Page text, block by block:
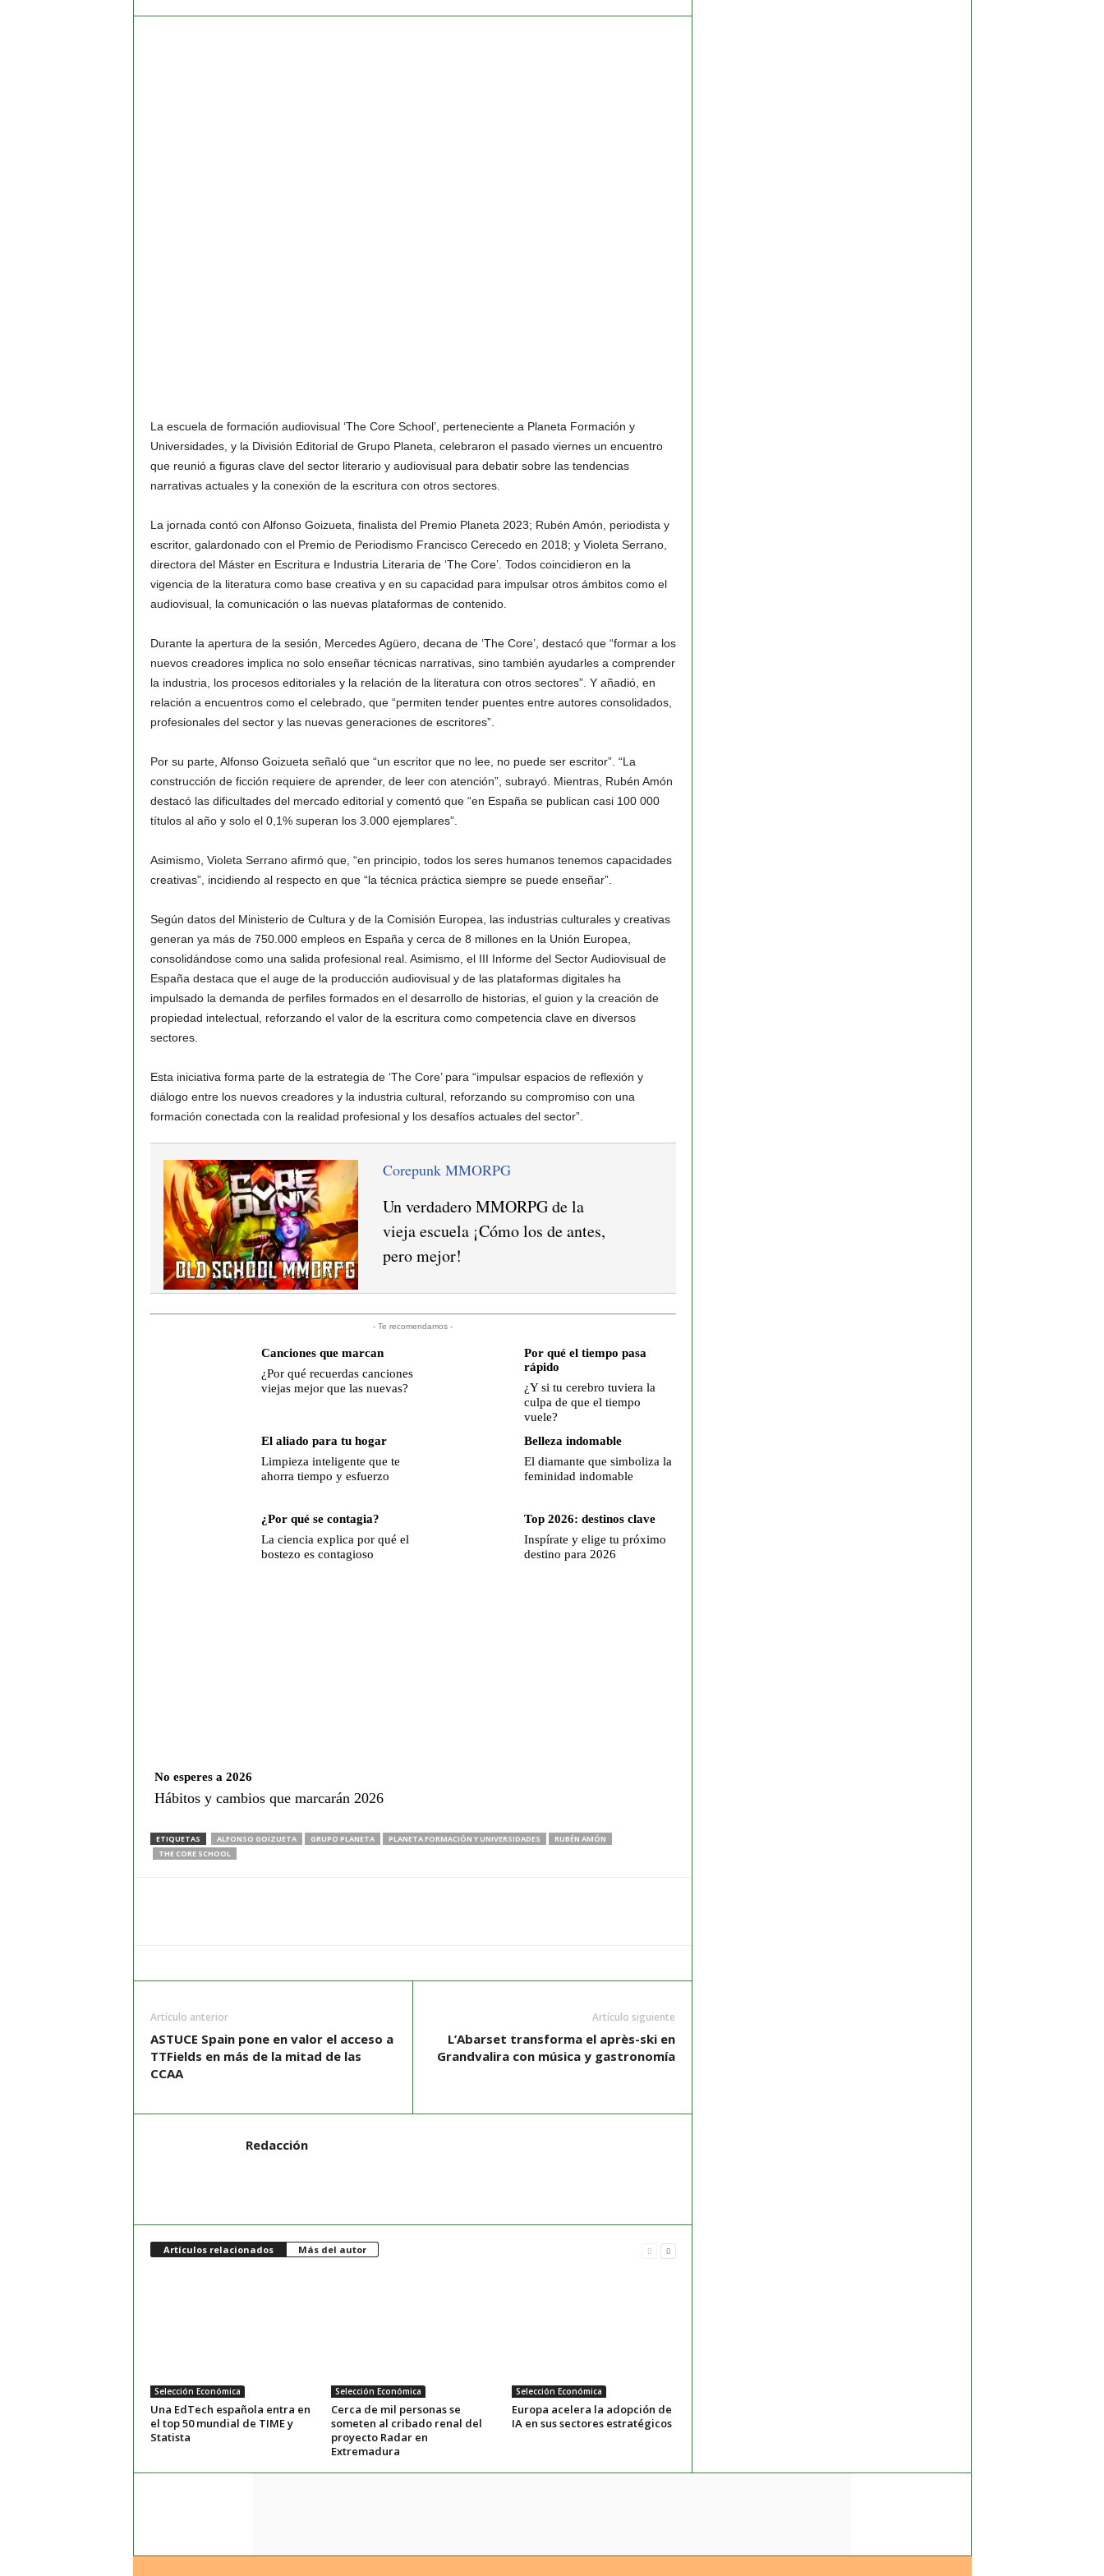
La escuela de formación audiovisual ‘The Core School’, perteneciente a Planeta Formación y
Universidades, y la División Editorial de Grupo Planeta, celebraron el pasado viernes un encuentro
que reunió a figuras clave del sector literario y audiovisual para debatir sobre las tendencias
narrativas actuales y la conexión de la escritura con otros sectores.
La jornada contó con Alfonso Goizueta, finalista del Premio Planeta 2023; Rubén Amón, periodista y
escritor, galardonado con el Premio de Periodismo Francisco Cerecedo en 2018; y Violeta Serrano,
directora del Máster en Escritura e Industria Literaria de ‘The Core’. Todos coincidieron en la
vigencia de la literatura como base creativa y en su capacidad para impulsar otros ámbitos como el
audiovisual, la comunicación o las nuevas plataformas de contenido.
Durante la apertura de la sesión, Mercedes Agüero, decana de ‘The Core’, destacó que “formar a los
nuevos creadores implica no solo enseñar técnicas narrativas, sino también ayudarles a comprender
la industria, los procesos editoriales y la relación de la literatura con otros sectores”. Y añadió, en
relación a encuentros como el celebrado, que “permiten tender puentes entre autores consolidados,
profesionales del sector y las nuevas generaciones de escritores”.
Por su parte, Alfonso Goizueta señaló que “un escritor que no lee, no puede ser escritor”. “La
construcción de ficción requiere de aprender, de leer con atención”, subrayó. Mientras, Rubén Amón
destacó las dificultades del mercado editorial y comentó que “en España se publican casi 100 000
títulos al año y solo el 0,1% superan los 3.000 ejemplares”.
Asimismo, Violeta Serrano afirmó que, “en principio, todos los seres humanos tenemos capacidades
creativas”, incidiendo al respecto en que “la técnica práctica siempre se puede enseñar”.
Según datos del Ministerio de Cultura y de la Comisión Europea, las industrias culturales y creativas
generan ya más de 750.000 empleos en España y cerca de 8 millones en la Unión Europea,
consolidándose como una salida profesional real. Asimismo, el III Informe del Sector Audiovisual de
España destaca que el auge de la producción audiovisual y de las plataformas digitales ha
impulsado la demanda de perfiles formados en el desarrollo de historias, el guion y la creación de
propiedad intelectual, reforzando el valor de la escritura como competencia clave en diversos
sectores.
Esta iniciativa forma parte de la estrategia de ‘The Core’ para “impulsar espacios de reflexión y
diálogo entre los nuevos creadores y la industria cultural, reforzando su compromiso con una
formación conectada con la realidad profesional y los desafíos actuales del sector”.
Corepunk MMORPG
Un verdadero MMORPG de la
vieja escuela ¡Cómo los de antes,
pero mejor!
- Te recomendamos -
Canciones que marcan
¿Por qué recuerdas canciones
viejas mejor que las nuevas?
Por qué el tiempo pasa
rápido
¿Y si tu cerebro tuviera la
culpa de que el tiempo
vuele?
El aliado para tu hogar
Limpieza inteligente que te
ahorra tiempo y esfuerzo
Belleza indomable
El diamante que simboliza la
feminidad indomable
¿Por qué se contagia?
La ciencia explica por qué el
bostezo es contagioso
Top 2026: destinos clave
Inspírate y elige tu próximo
destino para 2026
No esperes a 2026
Hábitos y cambios que marcarán 2026
ETIQUETAS ALFONSO GOIZUETA GRUPO PLANETA PLANETA FORMACIÓN Y UNIVERSIDADES
RUBÉN AMÓN
THE CORE SCHOOL
Artículo anterior
ASTUCE Spain pone en valor el acceso a
TTFields en más de la mitad de las
CCAA
Artículo siguiente
L’Abarset transforma el après-ski en
Grandvalira con música y gastronomía
Redacción
Artículos relacionados Más del autor
Selección Económica
Una EdTech española entra en
el top 50 mundial de TIME y
Statista
Selección Económica
Cerca de mil personas se
someten al cribado renal del
proyecto Radar en
Extremadura
Selección Económica
Europa acelera la adopción de
IA en sus sectores estratégicos